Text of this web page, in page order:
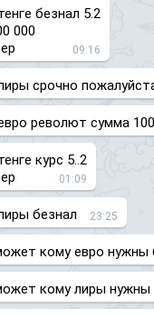
безнал 5.2
000
09:16
срочно
револют сумма
курс 5..2
01:09
безнал 23:25
кому евро нужны
кому лиры нужны